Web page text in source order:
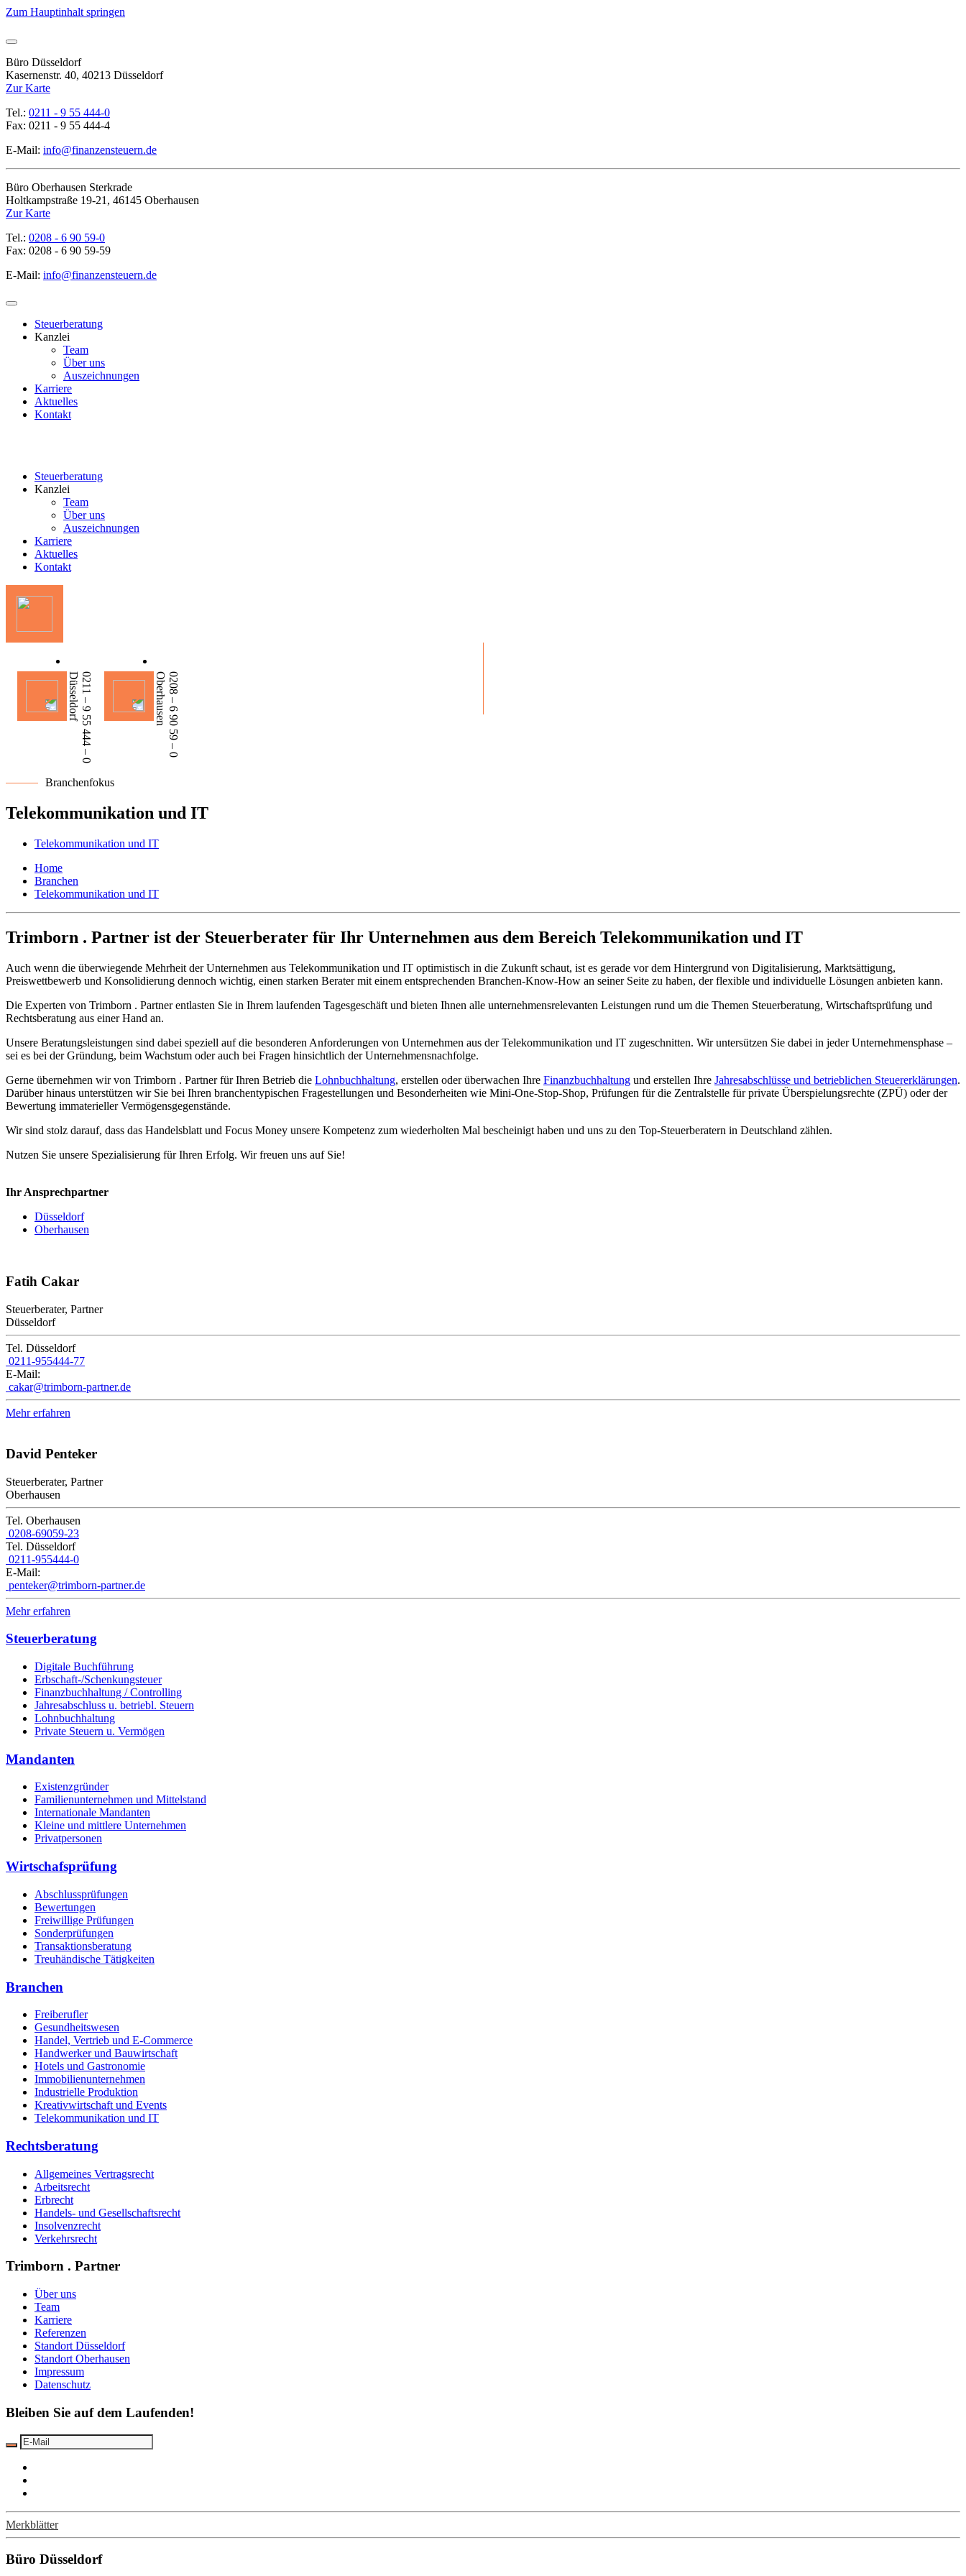
Zum Hauptinhalt springen
Büro Düsseldorf
Kasernenstr. 40, 40213 Düsseldorf
Zur Karte
Tel.: 0211 - 9 55 444-0
Fax: 0211 - 9 55 444-4
E-Mail: info@finanzensteuern.de
Büro Oberhausen Sterkrade
Holtkampstraße 19-21, 46145 Oberhausen
Zur Karte
Tel.: 0208 - 6 90 59-0
Fax: 0208 - 6 90 59-59
E-Mail: info@finanzensteuern.de
Steuerberatung
Kanzlei
Team
Über uns
Auszeichnungen
Karriere
Aktuelles
Kontakt
Steuerberatung
Kanzlei
Team
Über uns
Auszeichnungen
Karriere
Aktuelles
Kontakt
Düsseldorf0211 – 9 55 444 – 0 Oberhausen0208 – 6 90 59 – 0
Branchenfokus
Telekommunikation und IT
Telekommunikation und IT
Home
Branchen
Telekommunikation und IT
Trimborn . Partner ist der Steuerberater für Ihr Unternehmen aus dem Bereich Telekommunikation und IT
Auch wenn die überwiegende Mehrheit der Unternehmen aus Telekommunikation und IT optimistisch in die Zukunft schaut, ist es gerade vor dem Hintergrund von Digitalisierung, Marktsättigung,
Preiswettbewerb und Konsolidierung dennoch wichtig, einen starken Berater mit einem entsprechenden Branchen-Know-How an seiner Seite zu haben, der flexible und individuelle Lösungen anbieten kann.
Die Experten von Trimborn . Partner entlasten Sie in Ihrem laufenden Tagesgeschäft und bieten Ihnen alle unternehmensrelevanten Leistungen rund um die Themen Steuerberatung, Wirtschaftsprüfung und
Rechtsberatung aus einer Hand an.
Unsere Beratungsleistungen sind dabei speziell auf die besonderen Anforderungen von Unternehmen aus der Telekommunikation und IT zugeschnitten. Wir untersützen Sie dabei in jeder Unternehmensphase –
sei es bei der Gründung, beim Wachstum oder auch bei Fragen hinsichtlich der Unternehmensnachfolge.
Gerne übernehmen wir von Trimborn . Partner für Ihren Betrieb die Lohnbuchhaltung, erstellen oder überwachen Ihre Finanzbuchhaltung und erstellen Ihre Jahresabschlüsse und betrieblichen Steuererklärungen.
Darüber hinaus unterstützen wir Sie bei Ihren branchentypischen Fragestellungen und Besonderheiten wie Mini-One-Stop-Shop, Prüfungen für die Zentralstelle für private Überspielungsrechte (ZPÜ) oder der
Bewertung immaterieller Vermögensgegenstände.
Wir sind stolz darauf, dass das Handelsblatt und Focus Money unsere Kompetenz zum wiederholten Mal bescheinigt haben und uns zu den Top-Steuerberatern in Deutschland zählen.
Nutzen Sie unsere Spezialisierung für Ihren Erfolg. Wir freuen uns auf Sie!
Ihr Ansprechpartner
Düsseldorf
Oberhausen
Fatih Cakar
Steuerberater, Partner
Düsseldorf
Tel. Düsseldorf
0211-955444-77
E-Mail:
cakar@trimborn-partner.de
Mehr erfahren
David Penteker
Steuerberater, Partner
Oberhausen
Tel. Oberhausen
0208-69059-23
Tel. Düsseldorf
0211-955444-0
E-Mail:
penteker@trimborn-partner.de
Mehr erfahren
Steuerberatung
Digitale Buchführung
Erbschaft-/Schenkungsteuer
Finanzbuchhaltung / Controlling
Jahresabschluss u. betriebl. Steuern
Lohnbuchhaltung
Private Steuern u. Vermögen
Mandanten
Existenzgründer
Familienunternehmen und Mittelstand
Internationale Mandanten
Kleine und mittlere Unternehmen
Privatpersonen
Wirtschafsprüfung
Abschlussprüfungen
Bewertungen
Freiwillige Prüfungen
Sonderprüfungen
Transaktionsberatung
Treuhändische Tätigkeiten
Branchen
Freiberufler
Gesundheitswesen
Handel, Vertrieb und E-Commerce
Handwerker und Bauwirtschaft
Hotels und Gastronomie
Immobilienunternehmen
Industrielle Produktion
Kreativwirtschaft und Events
Telekommunikation und IT
Rechtsberatung
Allgemeines Vertragsrecht
Arbeitsrecht
Erbrecht
Handels- und Gesellschaftsrecht
Insolvenzrecht
Verkehrsrecht
Trimborn . Partner
Über uns
Team
Karriere
Referenzen
Standort Düsseldorf
Standort Oberhausen
Impressum
Datenschutz
Bleiben Sie auf dem Laufenden!
Merkblätter
Büro Düsseldorf